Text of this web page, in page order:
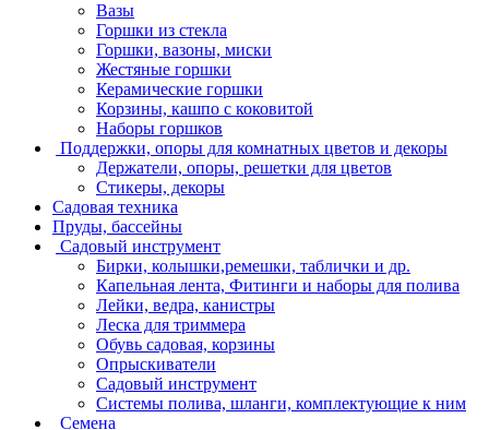
Вазы
Горшки из стекла
Горшки, вазоны, миски
Жестяные горшки
Керамические горшки
Корзины, кашпо с коковитой
Наборы горшков
Поддержки, опоры для комнатных цветов и декоры
Держатели, опоры, решетки для цветов
Стикеры, декоры
Садовая техника
Пруды, бассейны
Садовый инструмент
Бирки, колышки,ремешки, таблички и др.
Капельная лента, Фитинги и наборы для полива
Лейки, ведра, канистры
Леска для триммера
Обувь садовая, корзины
Опрыскиватели
Садовый инструмент
Системы полива, шланги, комплектующие к ним
Семена